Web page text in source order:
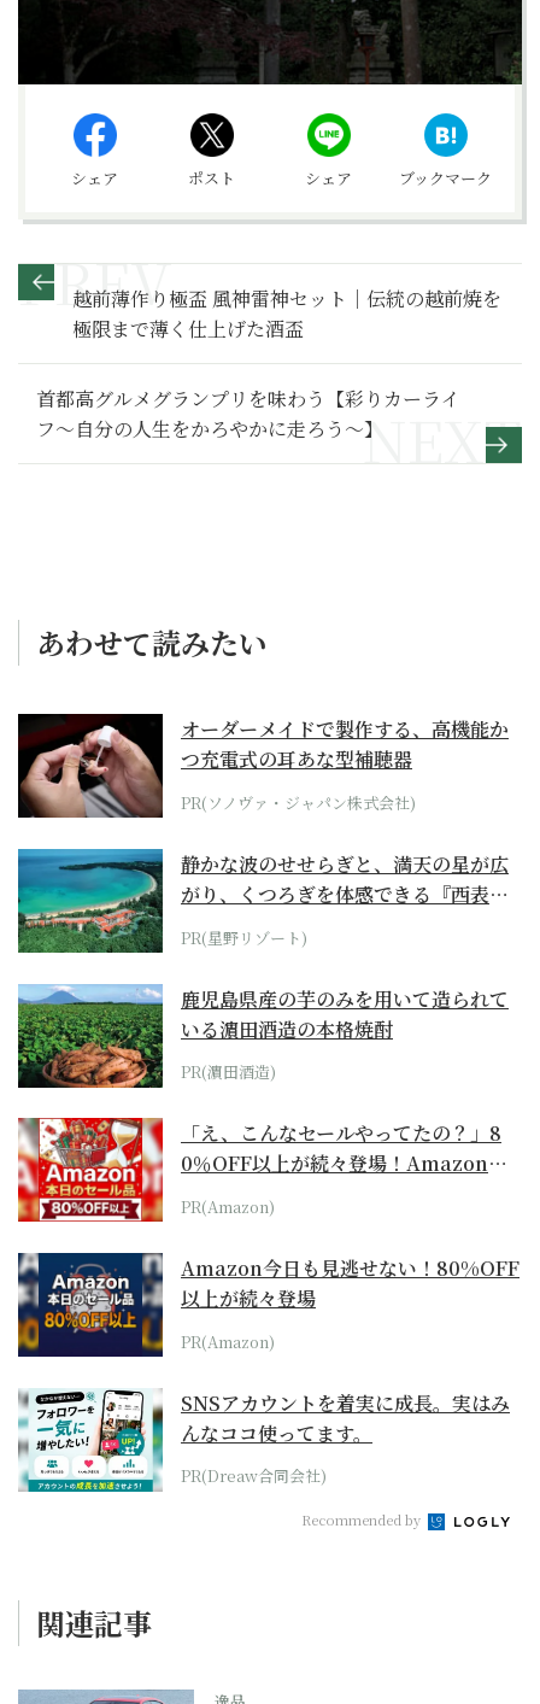
シェア ポスト シェア ブックマーク
越前薄作り極盃 風神雷神セット｜伝統の越前焼を
極限まで薄く仕上げた酒盃
首都高グルメグランプリを味わう【彩りカーライ
フ～自分の人生をかろやかに走ろう～】
あわせて読みたい
オーダーメイドで製作する、高機能か
つ充電式の耳あな型補聴器
PR(ソノヴァ・ジャパン株式会社)
静かな波のせせらぎと、満天の星が広
がり、くつろぎを体感できる『西表島
ホテル by...
PR(星野リゾート)
鹿児島県産の芋のみを用いて造られて
いる濵田酒造の本格焼酎
PR(濵田酒造)
「え、こんなセールやってたの？」8
0％OFF以上が続々登場！Amazonの
本気が...
PR(Amazon)
Amazon今日も見逃せない！80%OFF
以上が続々登場
PR(Amazon)
SNSアカウントを着実に成長。実はみ
んなココ使ってます。
PR(Dreaw合同会社)
Recommended by
関連記事